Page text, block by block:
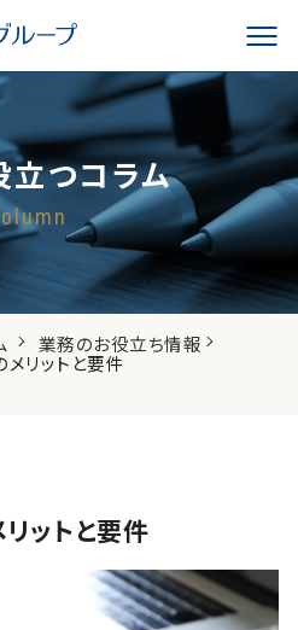
立つコラム
業務のお役立ち情報
リットと要件
ットと要件